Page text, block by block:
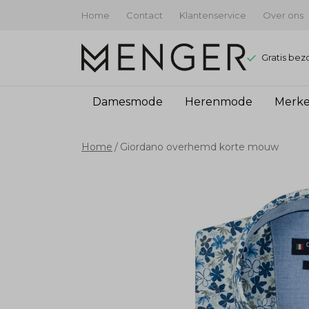
Home Contact Klantenservice Over ons
Gratis
Damesmode Herenmode
Giordano
overhemd
Home Giordano overhemd korte mouw